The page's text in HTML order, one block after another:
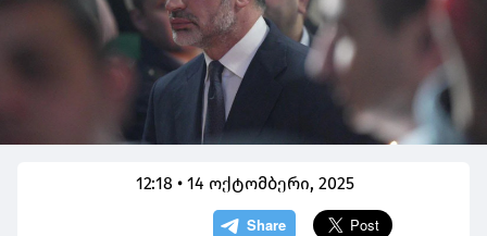
12:18 • 14 ოქტომბერი, 2025